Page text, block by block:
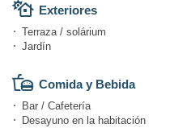
Exteriores
Terraza / solárium
Jardín
Comida y Bebida
Bar / Cafetería
Desayuno en la habitación